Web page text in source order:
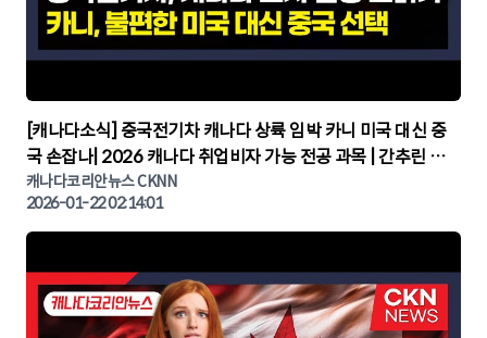
▶
[캐나다소식] 중국전기차 캐나다 상륙 임박 카니 미국 대신 중
국 손잡나| 2026 캐나다 취업비자 가능 전공 과목 | 간추린 캐
나다뉴스 | CKNNEWS, 캐나다코리안뉴스
캐나다코리안뉴스 CKNN
2026-01-22 02:14:01